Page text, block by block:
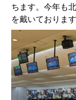
ちます。今年も
を戴いております